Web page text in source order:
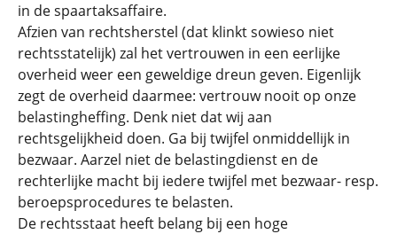
in de spaartaksaffaire.
Afzien van rechtsherstel (dat klinkt sowieso niet
rechtsstatelijk) zal het vertrouwen in een eerlijke
overheid weer een geweldige dreun geven. Eigenlijk
zegt de overheid daarmee: vertrouw nooit op onze
belastingheffing. Denk niet dat wij aan
rechtsgelijkheid doen. Ga bij twijfel onmiddellijk in
bezwaar. Aarzel niet de belastingdienst en de
rechterlijke macht bij iedere twijfel met bezwaar- resp.
beroepsprocedures te belasten.
De rechtsstaat heeft belang bij een hoge